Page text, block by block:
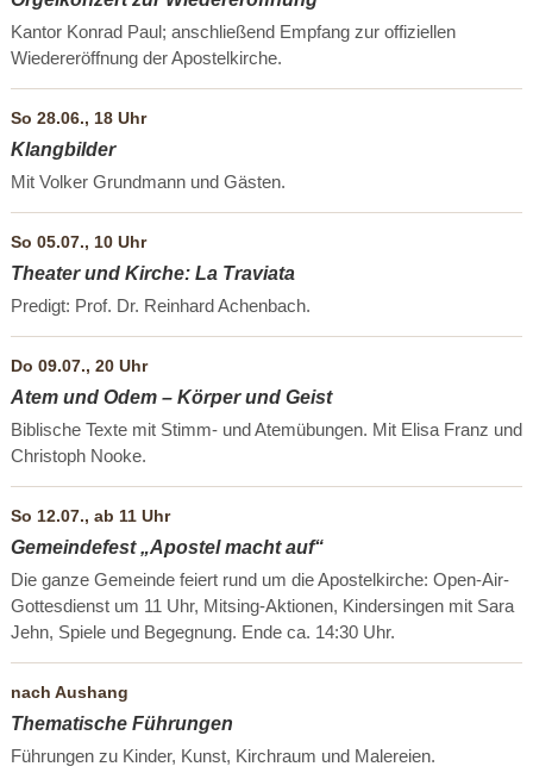
Kantor Konrad Paul; anschließend Empfang zur offiziellen
Wiedereröffnung der Apostelkirche.
So 28.06., 18 Uhr
Klangbilder
Mit Volker Grundmann und Gästen.
So 05.07., 10 Uhr
Theater und Kirche: La Traviata
Predigt: Prof. Dr. Reinhard Achenbach.
Do 09.07., 20 Uhr
Atem und Odem – Körper und Geist
Biblische Texte mit Stimm- und Atemübungen. Mit Elisa Franz und
Christoph Nooke.
So 12.07., ab 11 Uhr
Gemeindefest „Apostel macht auf“
Die ganze Gemeinde feiert rund um die Apostelkirche: Open-Air-
Gottesdienst um 11 Uhr, Mitsing-Aktionen, Kindersingen mit Sara
Jehn, Spiele und Begegnung. Ende ca. 14:30 Uhr.
nach Aushang
Thematische Führungen
Führungen zu Kinder, Kunst, Kirchraum und Malereien.